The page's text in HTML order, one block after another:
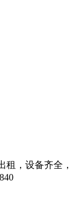
租，设备齐全，